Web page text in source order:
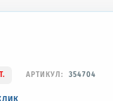
АРТИКУЛ: 354704